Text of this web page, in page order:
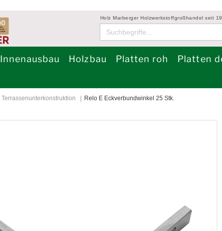
Holz Marberger Holzwerkstoffgroßhandel seit
Innenausbau Holzbau Platten roh Platten
Terrassenunterkonstruktion Relo E Eckverbundwinkel 25 Stk.